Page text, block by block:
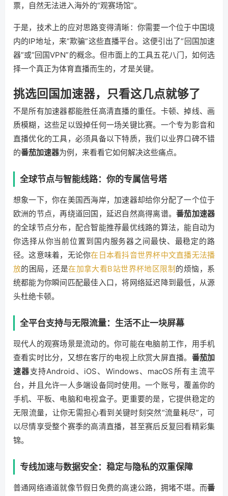
票，自然无法进入海外的“观赛场馆”。
于是，技术上的应对思路变得清晰：你需要一个位于中国境
内的IP地址，来“欺骗”这些直播平台。这便引出了“回国加速
器”或“回国VPN”的概念。但市面上的工具五花八门，如何选
择一个真正为体育直播而生的，才是关键。
挑选回国加速器，只看这几点就够了
不是所有加速器都能胜任高清直播的重任。卡顿、掉线、画
质模糊，这些足以毁掉任何一场关键比赛。一个专为影音和
直播优化的工具，必须具备以下特质，我们以业界口碑不错
的番茄加速器为例，来看看它如何解决这些痛点。
全球节点与智能线路：你的专属信号塔
想象一下，你在美国西海岸，加速器却给你分配了一个位于
欧洲的节点，再绕道回国，延迟自然高得离谱。番茄加速器
的全球节点分布，配合智能推荐最优线路的算法，能自动为
你选择从你当前位置到国内服务器之间最快、最稳定的路
径。这意味着，无论你在日本看抖音世界杯中文直播无法播
放的困局，还是在加拿大看B站世界杯地区限制的烦恼，系
统都能为你瞬间匹配最佳入口，将网络延迟降到最低，从源
头杜绝卡顿。
全平台支持与无限流量：生活不止一块屏幕
现代人的观赛场景是流动的。你可能在电脑前工作，用手机
查看实时比分，又想在客厅的电视上欣赏大屏直播。 番茄加
速器支持Android、iOS、Windows、macOS所有主流平
台，并且允许一人多端设备同时使用。一个账号，覆盖你的
手机、平板、电脑和电视盒子。更重要的是，它提供稳定的
无限流量，让你无需担心看到关键时刻突然“流量耗尽”，可
以尽情享受整个赛季的高清直播，甚至赛后反复回看精彩集
锦。
专线加速与数据安全：稳定与隐私的双重保障
普通网络通道就像节假日免费的高速公路，拥堵不堪。而番